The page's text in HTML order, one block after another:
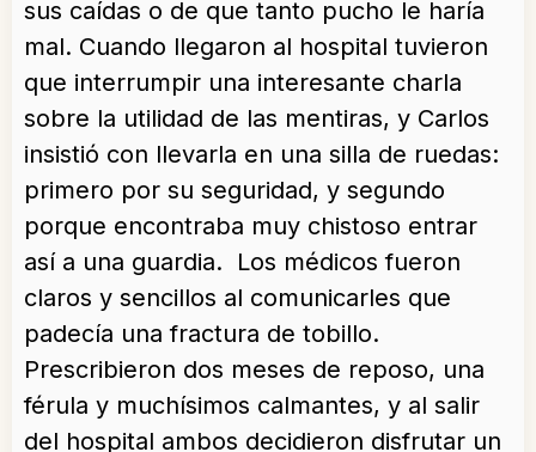
sus caídas o de que tanto pucho le haría
mal. Cuando llegaron al hospital tuvieron
que interrumpir una interesante charla
sobre la utilidad de las mentiras, y Carlos
insistió con llevarla en una silla de ruedas:
primero por su seguridad, y segundo
porque encontraba muy chistoso entrar
así a una guardia. Los médicos fueron
claros y sencillos al comunicarles que
padecía una fractura de tobillo.
Prescribieron dos meses de reposo, una
férula y muchísimos calmantes, y al salir
del hospital ambos decidieron disfrutar un